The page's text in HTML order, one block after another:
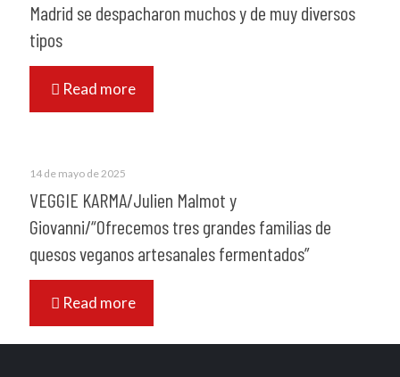
Madrid se despacharon muchos y de muy diversos
tipos
Read more
14 de mayo de 2025
VEGGIE KARMA/Julien Malmot y
Giovanni/“Ofrecemos tres grandes familias de
quesos veganos artesanales fermentados”
Read more